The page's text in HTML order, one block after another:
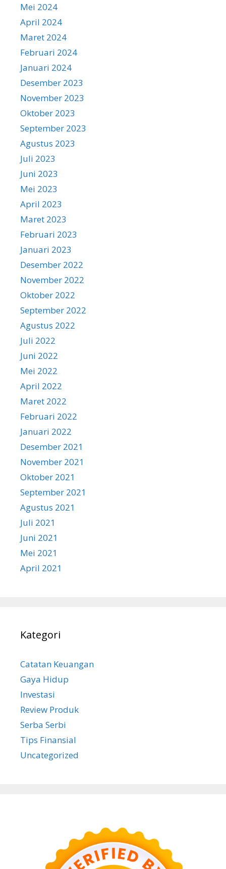
Mei 2024
April 2024
Maret 2024
Februari 2024
Januari 2024
Desember 2023
November 2023
Oktober 2023
September 2023
Agustus 2023
Juli 2023
Juni 2023
Mei 2023
April 2023
Maret 2023
Februari 2023
Januari 2023
Desember 2022
November 2022
Oktober 2022
September 2022
Agustus 2022
Juli 2022
Juni 2022
Mei 2022
April 2022
Maret 2022
Februari 2022
Januari 2022
Desember 2021
November 2021
Oktober 2021
September 2021
Agustus 2021
Juli 2021
Juni 2021
Mei 2021
April 2021
Kategori
Catatan Keuangan
Gaya Hidup
Investasi
Review Produk
Serba Serbi
Tips Finansial
Uncategorized